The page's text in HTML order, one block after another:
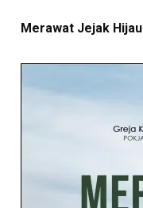
Merawat Jejak Hijau